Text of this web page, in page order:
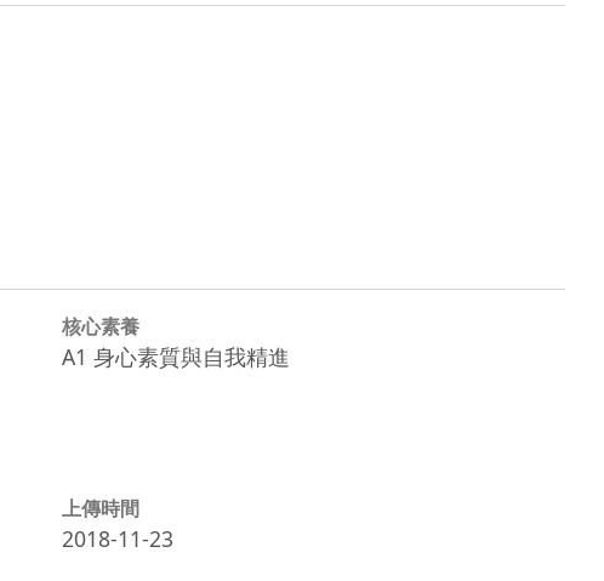
核心素養
A1 身心素質與自我精進
上傳時間
2018-11-23